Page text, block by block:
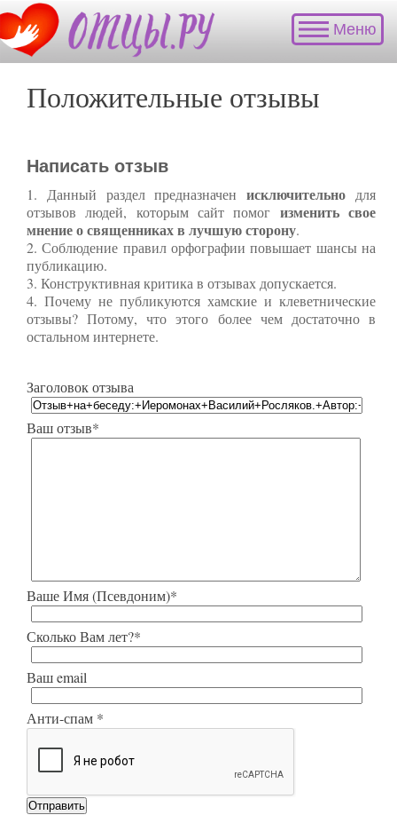
Хотите
пройти
бесплатный
курс
"Катехизация
духовной
жизни"?
Меню
Положительные отзывы
Написать отзыв
1. Данный раздел предназначенисключительно для
отзывов людей, которым сайт помог изменить свое
мнение о священниках в лучшую сторону.
2. Соблюдение правил орфографии повышает шансы на
публикацию.
3. Конструктивная критика в отзывах допускается.
4. Почему не публикуются хамские и клеветнические
отзывы? Потому, что этого более чем достаточно в
остальном интернете.
Заголовок отзыва
Ваш отзыв*
Ваше Имя (Псевдоним)*
Сколько Вам лет?*
Ваш email
Анти-спам *